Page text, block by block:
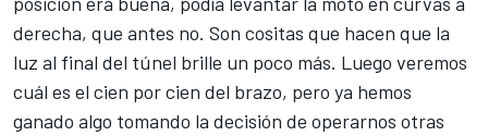
derecha, que antes no. Son cositas que hacen que la
luz al final del túnel brille un poco más. Luego veremos
cuál es el cien por cien del brazo, pero ya hemos
ganado algo tomando la decisión de operarnos otras